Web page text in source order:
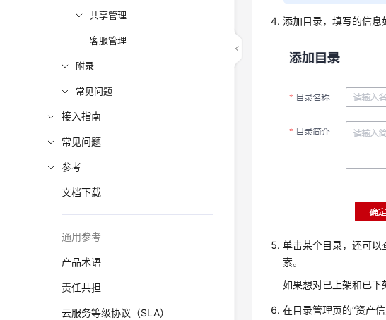
共享管理
客服管理
附录
常见问题
接入指南
常见问题
参考
文档下载
通用参考
产品术语
责任共担
云服务等级协议（SLA）
添加目录，填写的信息
单击某个目录，还可以
索。
如果想对已上架和已
在目录管理页的“资产